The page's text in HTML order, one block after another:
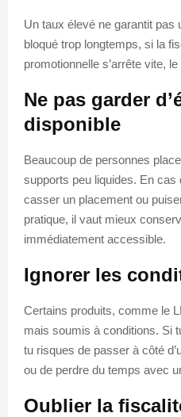
Un taux élevé ne garantit pas
bloqué trop longtemps, si la
promotionnelle s’arrête vite,
Ne pas garder
disponible
Beaucoup de personnes
supports peu liquides. En cas
casser un placement ou
pratique, il vaut mieux
immédiatement accessible.
Ignorer les
Certains produits, comme le
mais soumis à conditions. Si
tu risques de passer à côté
ou de perdre du temps avec
Oublier la